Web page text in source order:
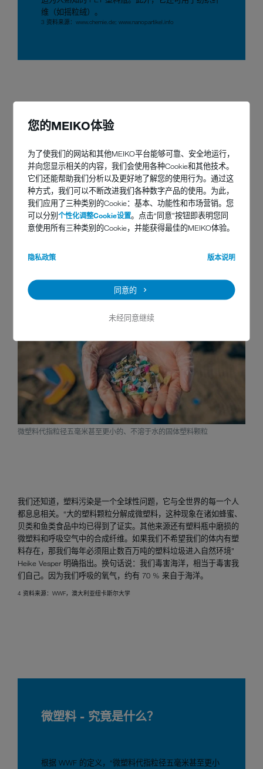
您的MEIKO体验
为了使我们的网站和其他MEIKO平台能够可靠、安全地运行，
并向您显示相关的内容，我们会使用各种Cookie和其他技术。
它们还能帮助我们分析以及更好地了解您的使用行为。通过这
种方式，我们可以不断改进我们各种数字产品的使用。为此，
我们应用了三种类别的Cookie：基本、功能性和市场营销。您
可以分别个性化调整Cookie设置。点击“同意”按钮即表明您同
意使用所有三种类别的Cookie，并能获得最佳的MEIKO体验。
隐私政策 版本说明
同意的
未经同意继续
维（如摇粒绒）。
3 资料来源：www.chemie.de; www.nanopartikel.info
此报道是 2019 年中的头版消息：全球平均每人每周可摄入高达五克
的微塑料。大约相当于一张信用卡的重量 4，这是世界自然基金会
(WWF) 委托澳大利亚纽卡斯尔大学研究得出的结果。
而对人类身体带来的影响目前还完全不清楚。我们知道的是，我们
纳米塑料，“通过我们呼吸的空气、通过我们的食物和饮用水”引用
微塑料代指粒径五毫米甚至更小的、不溶于水的固体塑料颗粒
我们还知道，塑料污染是一个全球性问题，它与全世界的每一个人
都息息相关。“大的塑料颗粒分解成微塑料，这种现象在诸如蜂蜜、
贝类和鱼类食品中均已得到了证实。其他来源还有塑料瓶中磨损的
微塑料和呼吸空气中的合成纤维。如果我们不希望我们的体内有塑
料存在，那我们每年必须阻止数百万吨的塑料垃圾进入自然环境”
Heike Vesper 明确指出。换句话说：我们毒害海洋，相当于毒害我
们自己。因为我们呼吸的氧气，约有 70 % 来自于海洋。
4 资料来源：WWF，澳大利亚纽卡斯尔大学
微塑料 - 究竟是什么？
根据 WWF 的定义，“微塑料代指粒径五毫米甚至更小